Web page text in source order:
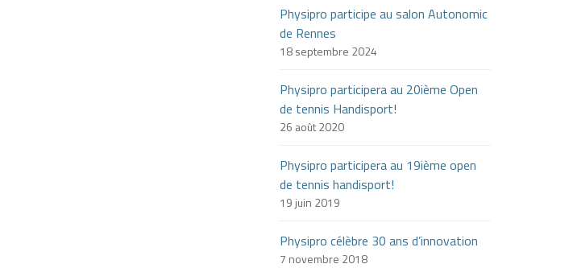
Physipro participe au salon Autonomic
de Rennes
18 septembre 2024
Physipro participera au 20ième Open
de tennis Handisport!
26 août 2020
Physipro participera au 19ième open
de tennis handisport!
19 juin 2019
Physipro célèbre 30 ans d’innovation
7 novembre 2018